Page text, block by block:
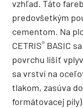
vzhľad. Táto
predovšetkým
cementom. Na
CETRIS® BASIC
povrchu líšiť
sa vrství na
tlakom, zasúva
formátovacej